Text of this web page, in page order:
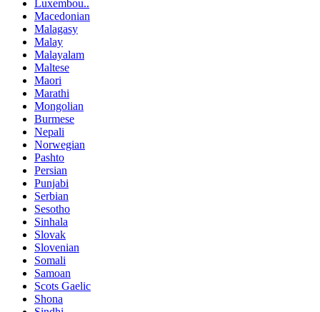
Luxembou..
Macedonian
Malagasy
Malay
Malayalam
Maltese
Maori
Marathi
Mongolian
Burmese
Nepali
Norwegian
Pashto
Persian
Punjabi
Serbian
Sesotho
Sinhala
Slovak
Slovenian
Somali
Samoan
Scots Gaelic
Shona